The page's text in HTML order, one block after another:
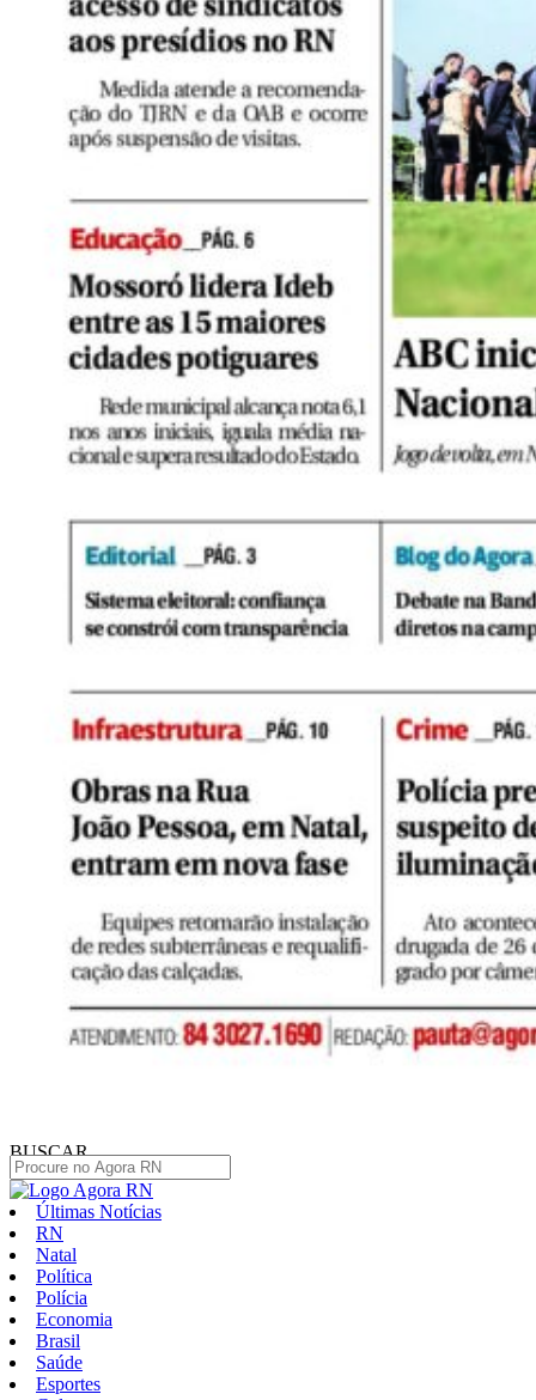
BUSCAR
Últimas Notícias
RN
Natal
Política
Polícia
Economia
Brasil
Saúde
Esportes